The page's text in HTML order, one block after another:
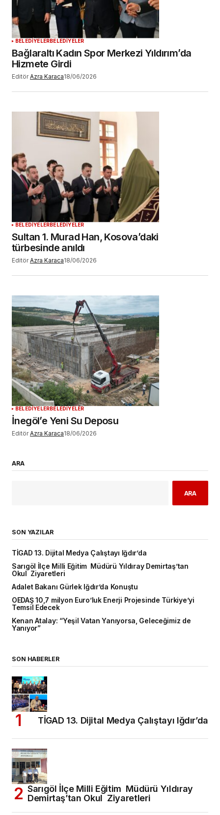
BELEDİYELERBELEDİYELER
Bağlaraltı Kadın Spor Merkezi Yıldırım’da
Hizmete Girdi
Editör Azra Karaca18/06/2026
BELEDİYELERBELEDİYELER
Sultan 1. Murad Han, Kosova’daki
türbesinde anıldı
Editör Azra Karaca18/06/2026
BELEDİYELERBELEDİYELER
İnegöl’e Yeni Su Deposu
Editör Azra Karaca18/06/2026
ARA
ARA
SON YAZILAR
TİGAD 13. Dijital Medya Çalıştayı Iğdır’da
Sarıgöl İlçe Milli Eğitim Müdürü Yıldıray Demirtaş’tan
Okul Ziyaretleri
Adalet Bakanı Gürlek Iğdır’da Konuştu
OEDAŞ 10,7 milyon Euro’luk Enerji Projesinde Türkiye’yi
Temsil Edecek
Kenan Atalay: “Yeşil Vatan Yanıyorsa, Geleceğimiz de
Yanıyor”
SON HABERLER
TİGAD 13. Dijital Medya Çalıştayı Iğdır’da
Sarıgöl İlçe Milli Eğitim Müdürü Yıldıray
Demirtaş’tan Okul Ziyaretleri